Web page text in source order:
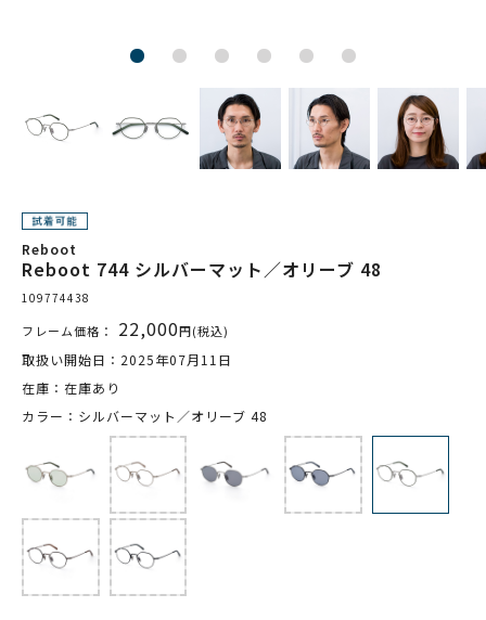
Reboot
Reboot 744 シルバーマット／オリーブ 48
109774438
フレーム価格： 22,000円(税込)
取扱い開始日：2025年07月11日
在庫：在庫あり
カラー：シルバーマット／オリーブ 48